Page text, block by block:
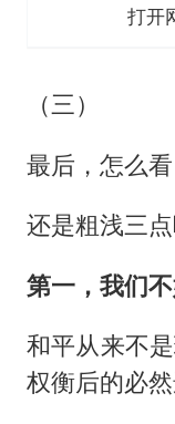
打开
（三）
最后，怎么看
还是粗浅三点
第一，我们不
和平从来不
权衡后的必然